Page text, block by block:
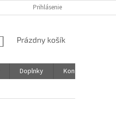
Prihlásenie
NÁKUPNÝ
Prázdny košík
Doplnky
Kontakty